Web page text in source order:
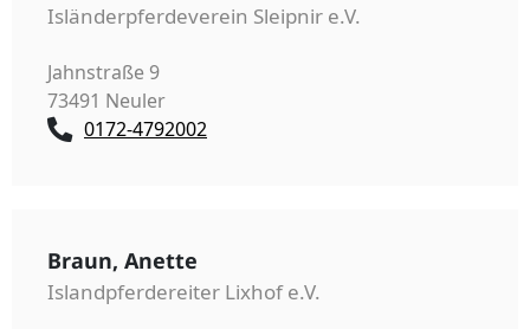
Isländerpferdeverein Sleipnir e.V.
Jahnstraße 9
73491 Neuler
0172-4792002
Braun, Anette
Islandpferdereiter Lixhof e.V.